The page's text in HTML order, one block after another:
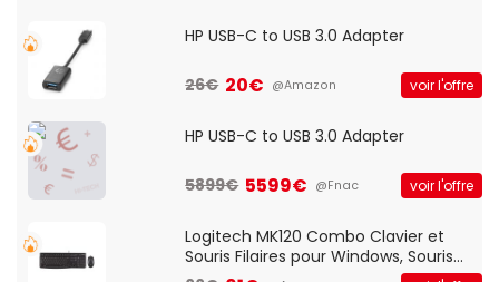
HP USB-C to USB 3.0 Adapter
26€ 20€ @Amazon voir l'offre
HP USB-C to USB 3.0 Adapter
5899€ 5599€ @Fnac voir l'offre
Logitech MK120 Combo Clavier et
Souris Filaires pour Windows, Souris
Optique Filaire, Connexion USB Plug